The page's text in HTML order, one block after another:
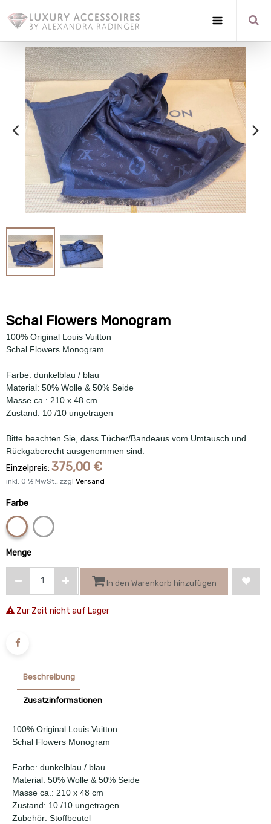
Schal Flowers Monogram
100% Original Louis Vuitton
Schal Flowers Monogram
Farbe: dunkelblau / blau
Material: 50% Wolle & 50% Seide
Masse ca.: 210 x 48 cm
Zustand: 10 /10 ungetragen
Bitte beachten Sie, dass Tücher/Bandeaus vom Umtausch und
Rückgaberecht ausgenommen sind.
Einzelpreis: 375,00 €
inkl. 0 % MwSt., zzgl Versand
Farbe
Menge
In den Warenkorb hinzufügen
Zur Zeit nicht auf Lager
Beschreibung
Zusatzinformationen
100% Original Louis Vuitton
Schal Flowers Monogram
Farbe: dunkelblau / blau
Material: 50% Wolle & 50% Seide
Masse ca.: 210 x 48 cm
Zustand: 10 /10 ungetragen
Zubehör: Stoffbeutel